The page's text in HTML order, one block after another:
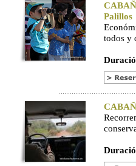
Palillos
todos y